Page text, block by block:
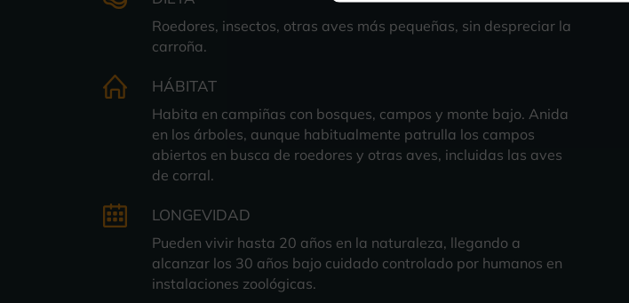
Roedores, insectos, otras aves más pequeñas, sin despreciar la
carroña.
HÁBITAT
Habita en campiñas con bosques, campos y monte bajo. Anida
en los árboles, aunque habitualmente patrulla los campos
abiertos en busca de roedores y otras aves, incluidas las aves
de corral.
LONGEVIDAD
Pueden vivir hasta 20 años en la naturaleza, llegando a
alcanzar los 30 años bajo cuidado controlado por humanos en
instalaciones zoológicas.